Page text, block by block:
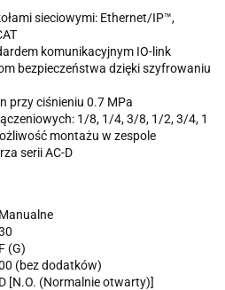
sieciowymi: Ethernet/IP™,
komunikacyjnym IO-link
bezpieczeństwa dzięki szyfrowaniu
przy ciśnieniu 0.7 MPa
1/8, 1/4, 3/8, 1/2, 3/4, 1
montażu w zespole
serii AC-D
Manualne
F (G)
(bez dodatków)
D [N.O. (Normalnie otwarty)]